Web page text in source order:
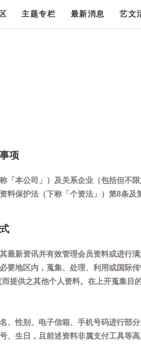
主题专栏 最新消息 艺文
项
本公司」）及关系企业（包括但不
保护法（下称「个资法」）第8条及
最新资讯并有效管理会员资料或进行
要地区内，蒐集、处理、利用或国际
提供之其他个人资料。在上开蒐集
、性别、电子信箱、手机号码进行部
、生日，且前述资料非属支付工具等